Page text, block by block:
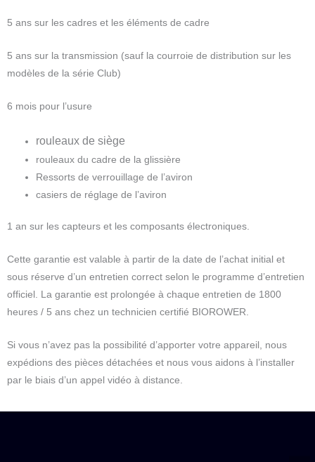
5 ans sur les cadres et les éléments de cadre
5 ans sur la transmission (sauf la courroie de distribution sur les
modèles de la série Club)
6 mois pour l’usure
rouleaux de siège
rouleaux du cadre de la glissière
Ressorts de verrouillage de l’aviron
casiers de réglage de l’aviron
1 an sur les capteurs et les composants électroniques.
Cette garantie est valable à partir de la date de l’achat initial et
sous réserve d’un entretien correct selon le programme d’entretien
officiel. La garantie est prolongée à chaque entretien de 1800
heures / 5 ans chez un technicien certifié BIOROWER.
Si vous n’avez pas la possibilité d’apporter votre appareil, nous
expédions des pièces détachées et nous vous aidons à l’installer
par le biais d’un appel vidéo à distance.